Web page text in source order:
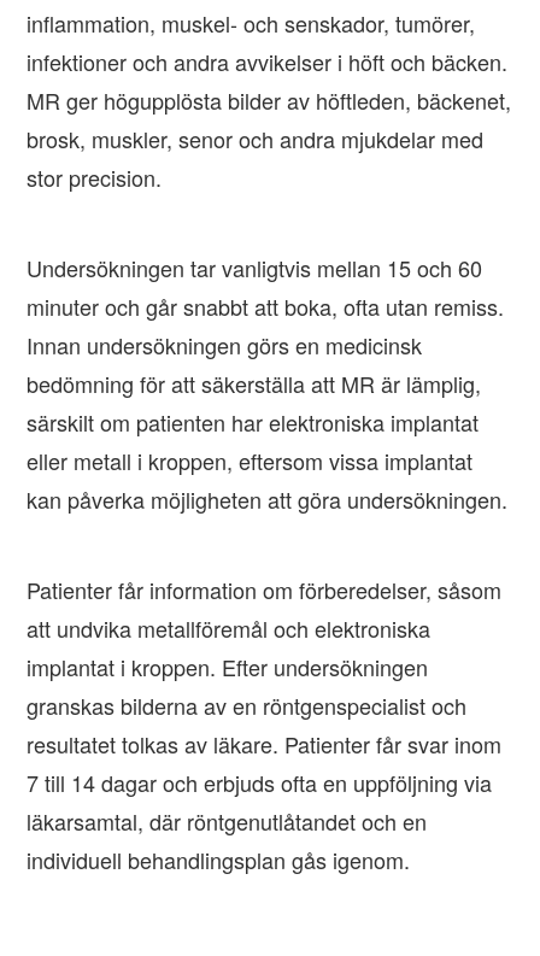
inflammation, muskel- och senskador, tumörer,
infektioner och andra avvikelser i höft och bäcken.
MR ger högupplösta bilder av höftleden, bäckenet,
brosk, muskler, senor och andra mjukdelar med
stor precision.
Undersökningen tar vanligtvis mellan 15 och 60
minuter och går snabbt att boka, ofta utan remiss.
Innan undersökningen görs en medicinsk
bedömning för att säkerställa att MR är lämplig,
särskilt om patienten har elektroniska implantat
eller metall i kroppen, eftersom vissa implantat
kan påverka möjligheten att göra undersökningen.
Patienter får information om förberedelser, såsom
att undvika metallföremål och elektroniska
implantat i kroppen. Efter undersökningen
granskas bilderna av en röntgenspecialist och
resultatet tolkas av läkare. Patienter får svar inom
7 till 14 dagar och erbjuds ofta en uppföljning via
läkarsamtal, där röntgenutlåtandet och en
individuell behandlingsplan gås igenom.